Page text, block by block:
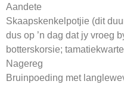
Aandete
Skaapskenkelpotjie (dit
dus op ’n dag dat jy vroeg
botterskorsie; tamatiekwarte
Nagereg
Bruinpoeding met